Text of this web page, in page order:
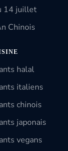
14 juillet
Chinois
halal
italiens
chinois
japonais
vegans